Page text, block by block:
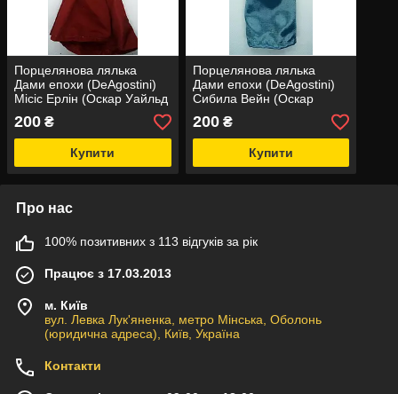
Порцелянова лялька
Дами епохи (DeAgostini)
Місіс Ерлін (Оскар Уайльд
"Віяло леді Віндермір")
200 ₴
Купити
Порцелянова лялька
Дами епохи (DeAgostini)
Сибила Вейн (Оскар
Уайльд "Портрет Доріана
Грея")
200₴
Купити
Про нас
100% позитивних з 113 відгуків за рік
Працює з 17.03.2013
м. Київ
вул. Левка Лук'яненка, метро Мінська, Оболонь
(юридична адреса), Київ, Україна
Контакти